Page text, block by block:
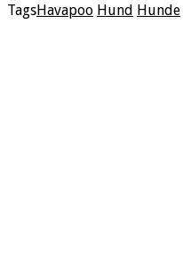
TagsHavapoo Hund Hunde